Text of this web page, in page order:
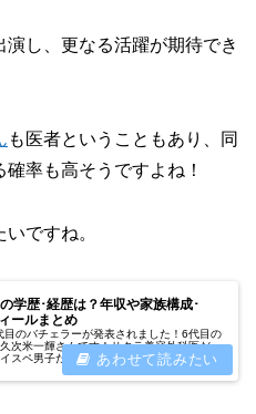
し、更なる活躍が期待でき
も医者ということもあり、同
率も高そうですよね！
ですね。
学歴･経歴は？年収や家族構成･
ールまとめ
目のバチェラーが発表されました！6代目の
次米一輝さんです！サクラ美容外科医だっ
スペ男子だね！バチェラーシリーズ最年少
容外科医という事で注目が集まっていま
、久次米一輝さん...